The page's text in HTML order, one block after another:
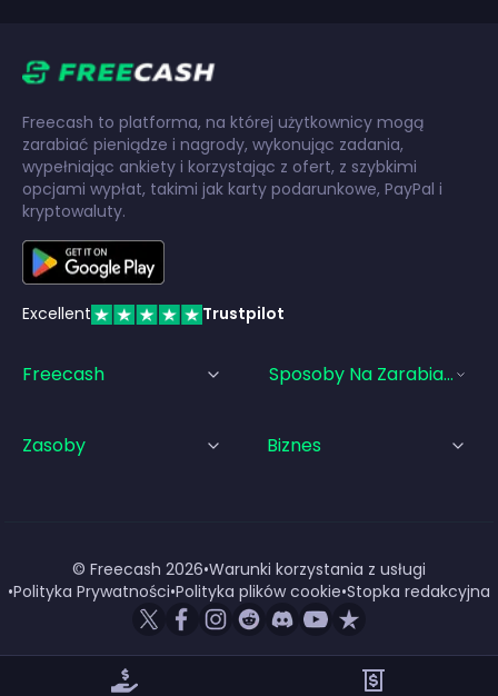
Freecash to platforma, na której użytkownicy mogą
zarabiać pieniądze i nagrody, wykonując zadania,
wypełniając ankiety i korzystając z ofert, z szybkimi
opcjami wypłat, takimi jak karty podarunkowe, PayPal i
kryptowaluty.
Excellent Trustpilot
Freecash Sposoby Na Zarabianie
Zasoby Biznes
© Freecash 2026•Warunki korzystania z usługi
•Polityka Prywatności•Polityka plików cookie•Stopka redakcyjna